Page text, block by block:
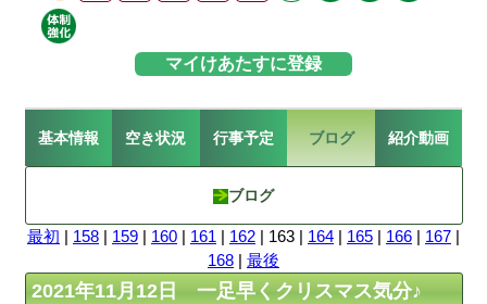
マイけあたすに登録
基本情報 空き状況 行事予定 ブログ 紹介動画
ブログ
最初 | 158 | 159 | 160 | 161 | 162 | 163 | 164 | 165 | 166 | 167 |
168 | 最後
2021年11月12日 一足早くクリスマス気分♪